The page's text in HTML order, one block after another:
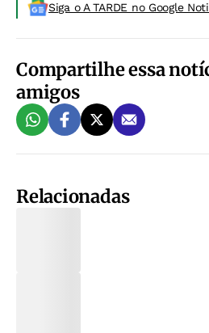
Siga o A TARDE no Google
Compartilhe essa
amigos
Relacionadas